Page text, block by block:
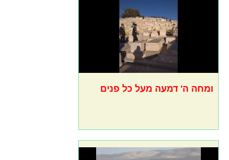
ומחה ה' דמעה מעל כל פנים